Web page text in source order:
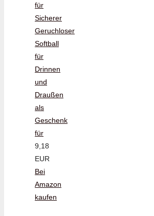
für
Sicherer
Geruchloser
Softball
für
Drinnen
und
Draußen
als
Geschenk
für
9,18
EUR
Bei
Amazon
kaufen